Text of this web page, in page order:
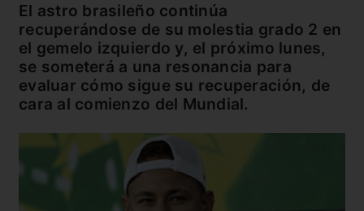
El astro brasileño continúa
recuperándose de su molestia grado 2 en
el gemelo izquierdo y, el próximo lunes,
se someterá a una resonancia para
evaluar cómo sigue su recuperación, de
cara al comienzo del Mundial.